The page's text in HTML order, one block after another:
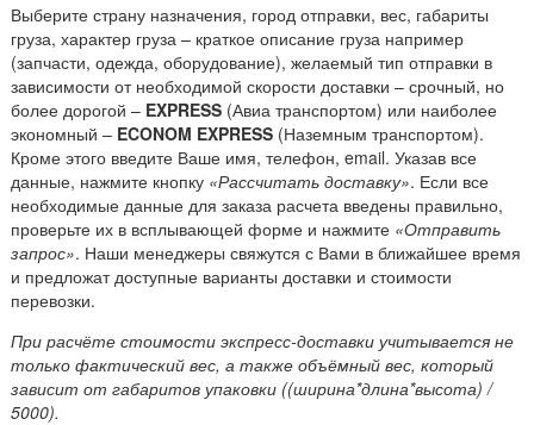
Выберите страну назначения, город отправки, вес, габариты
груза, характер груза – краткое описание груза например
(запчасти, одежда, оборудование), желаемый тип отправки в
зависимости от необходимой скорости доставки – срочный, но
более дорогой – EXPRESS (Авиа транспортом) или наиболее
экономный – ECONOM EXPRESS (Наземным транспортом).
Кроме этого введите Ваше имя, телефон, email. Указав все
данные, нажмите кнопку «Рассчитать доставку». Если все
необходимые данные для заказа расчета введены правильно,
проверьте их в всплывающей форме и нажмите «Отправить
запрос». Наши менеджеры свяжутся с Вами в ближайшее время
и предложат доступные варианты доставки и стоимости
перевозки.
При расчёте стоимости экспресс-доставки учитывается не
только фактический вес, а также объёмный вес, который
зависит от габаритов упаковки ((ширина*длина*высота) /
5000).